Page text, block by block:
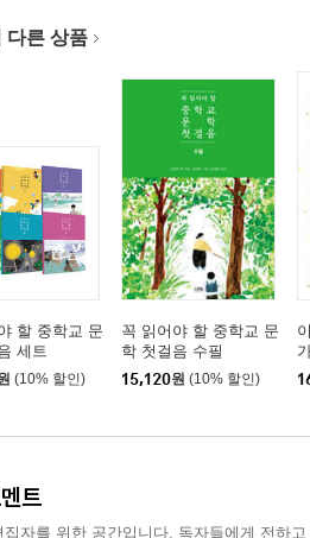
다른 상품
할 중학교 문
세트
(10% 할인)
꼭 읽어야 할 중학교 문
학 첫걸음 수필
15,120원 (10% 할인)
트
집자를 위한 공간입니다. 독자들에게 전하